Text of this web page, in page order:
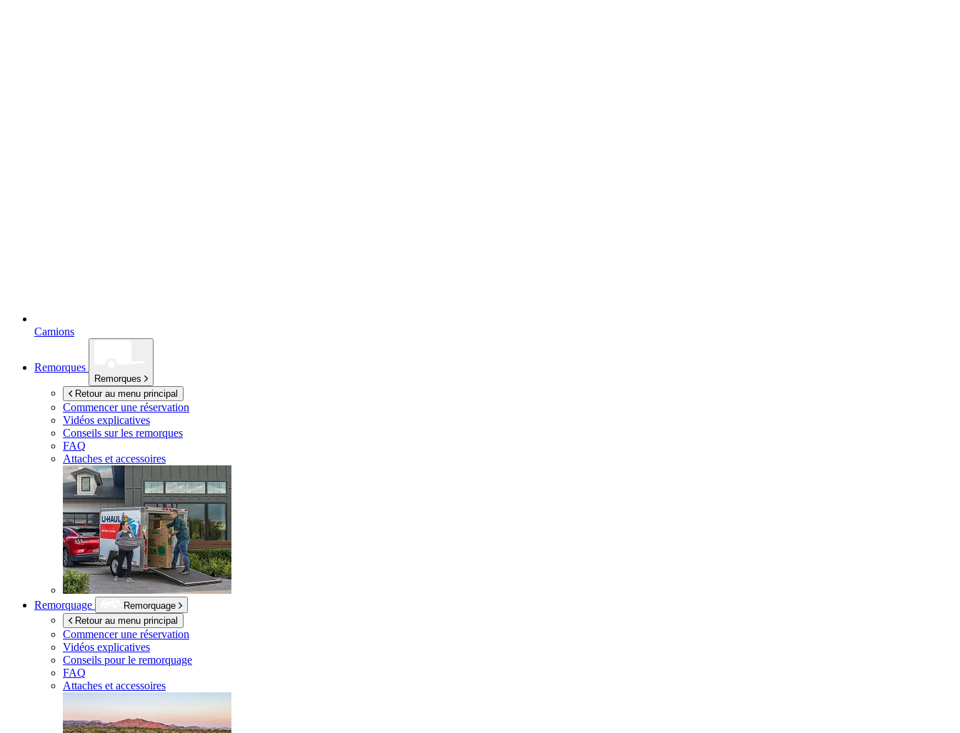
Camions
Remorques
Remorques
Retour au menu principal
Commencer une réservation
Vidéos explicatives
Conseils sur les remorques
FAQ
Attaches et accessoires
Remorquage
Remorquage
Retour au menu principal
Commencer une réservation
Vidéos explicatives
Conseils pour le remorquage
FAQ
Attaches et accessoires